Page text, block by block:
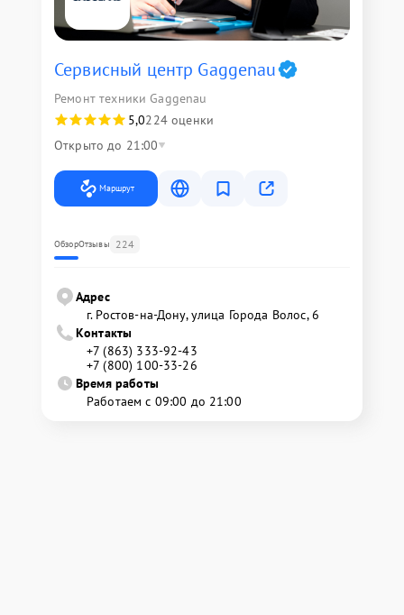
Сервисный центр Gaggenau
Ремонт техники Gaggenau
5,0224 оценки
Открыто до 21:00
Маршрут
ОбзорОтзывы 224
Адрес
г. Ростов-на-Дону, улица Города Волос, 6
Контакты
+7 (863) 333-92-43
+7 (800) 100-33-26
Время работы
Работаем с 09:00 до 21:00